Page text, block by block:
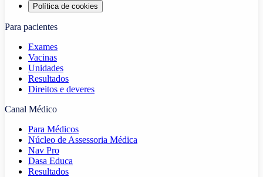
Política de cookies
Para pacientes
Exames
Vacinas
Unidades
Resultados
Direitos e deveres
Canal Médico
Para Médicos
Núcleo de Assessoria Médica
Nav Pro
Dasa Educa
Resultados